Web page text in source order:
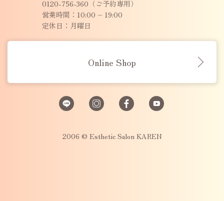
0120-756-360（ご予約専用）
営業時間：10:00 – 19:00
定休日：月曜日
Online Shop
2006 © Esthetic Salon KAREN